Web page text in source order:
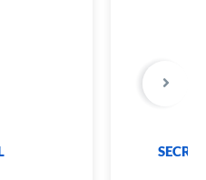
DE EDUCAÇÃO
SANTOS SILVA